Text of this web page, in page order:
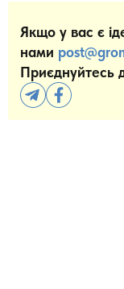
Якщо у вас є
нами
Приєднуйтесь